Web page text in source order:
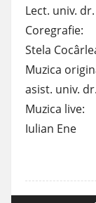
Lect. univ.
Coregrafie:
Stela
Muzica
asist. univ.
Muzica live:
Iulian Ene